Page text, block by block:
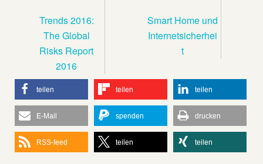
Trends 2016:
The Global
Risks Report
2016
Smart Home und
Internetsicherhei
t
teilen teilen teilen
E-Mail spenden drucken
RSS-feed teilen teilen